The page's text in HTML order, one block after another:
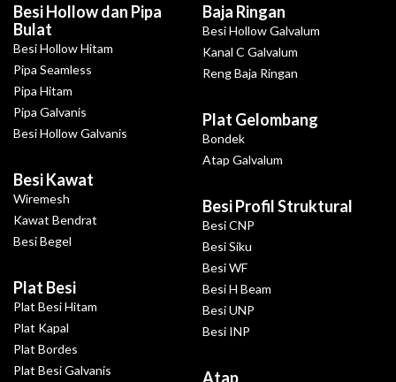
Besi Hollow dan Pipa
Bulat
Besi Hollow Hitam
Pipa Seamless
Pipa Hitam
Pipa Galvanis
Besi Hollow Galvanis
Besi Kawat
Wiremesh
Kawat Bendrat
Besi Begel
Plat Besi
Plat Besi Hitam
Plat Kapal
Plat Bordes
Plat Besi Galvanis
Baja Ringan
Besi Hollow Galvalum
Kanal C Galvalum
Reng Baja Ringan
Plat Gelombang
Bondek
Atap Galvalum
Besi Profil Struktural
Besi CNP
Besi Siku
Besi WF
Besi H Beam
Besi UNP
Besi INP
Atap